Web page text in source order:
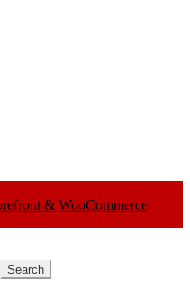
& WooCommerce.
Search